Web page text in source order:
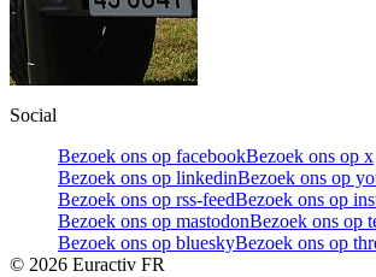
Social
Bezoek ons op facebookBezoek ons op x
Bezoek ons op linkedinBezoek ons op
Bezoek ons op rss-feedBezoek ons op
Bezoek ons op mastodonBezoek ons op
Bezoek ons op blueskyBezoek ons op
© 2026 Euractiv FR